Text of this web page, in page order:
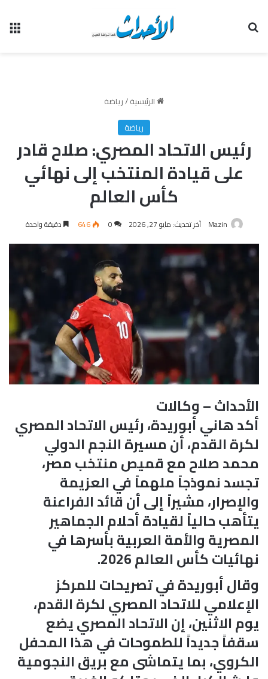
الرئيسية/رياضة
رياضة
رئيس الاتحاد المصري: صلاح قادر
على قيادة المنتخب إلى نهائي
كأس العالم
Mazin آخر تحديث: مايو 27, 2026 0
646 دقيقة واحدة
الأحداث – وكالات
أكد هاني أبوريدة، رئيس الاتحاد المصري
لكرة القدم، أن مسيرة النجم الدولي
محمد صلاح مع قميص منتخب مصر،
تجسد نموذجاً ملهماً في العزيمة
والإصرار، مشيراً إلى أن قائد الفراعنة
يتأهب حالياً لقيادة أحلام الجماهير
المصرية والأمة العربية بأسرها في
نهائيات كأس العالم 2026.
وقال أبوريدة في تصريحات للمركز
الإعلامي للاتحاد المصري لكرة القدم،
يوم الاثنين، إن الاتحاد المصري يضع
سقفاً جديداً للطموحات في هذا المحفل
الكروي، بما يتماشى مع بريق النجومية